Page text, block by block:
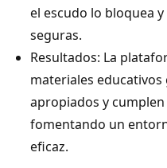
el escudo lo bloquea
seguras.
Resultados: La
materiales
apropiados y
fomentando un
eficaz.